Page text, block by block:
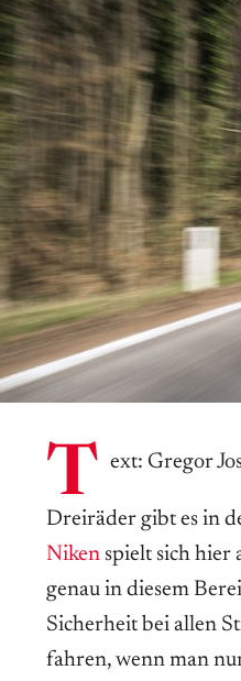
T ext: Gregor
Dreiräder gibt es in
Niken spielt sich hier
genau in diesem
Sicherheit bei allen
fahren, wenn man